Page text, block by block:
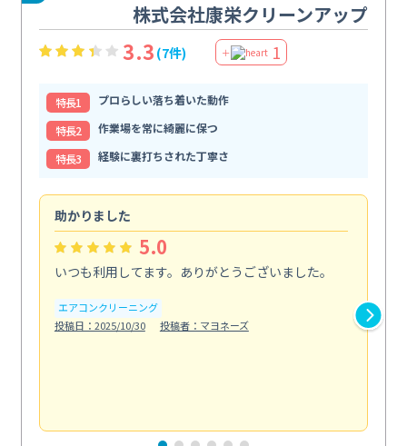
株式会社康栄クリーンアップ
3.3 (7件) ＋ 1
特⻑1
プロらしい落ち着いた動作
特⻑2
作業場を常に綺麗に保つ
特⻑3
経験に裏打ちされた丁寧さ
助かりました
5.0
いつも利用してます。ありがとうございました。
エアコンクリーニング
投稿日：2025/10/30
投稿者：マヨネーズ